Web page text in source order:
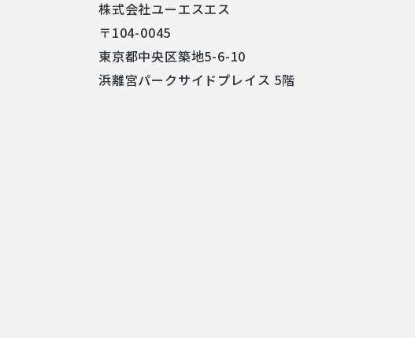
株式会社ユーエスエス
〒104-0045
東京都中央区築地5-6-10
浜離宮パークサイドプレイス 5階